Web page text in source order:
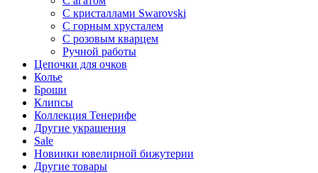
С кристаллами Swarovski
С горным хрусталем
С розовым кварцем
Ручной работы
Цепочки для очков
Колье
Броши
Клипсы
Коллекция Тенерифе
Другие украшения
Sale
Новинки ювелирной бижутерии
Другие товары